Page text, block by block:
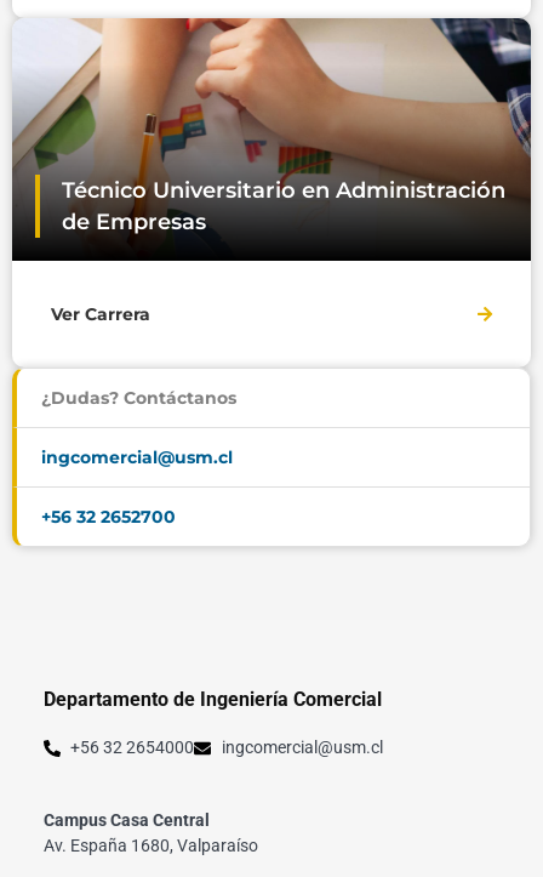
Técnico Universitario en Administración
de Empresas
Ver Carrera
¿Dudas? Contáctanos
ingcomercial@usm.cl
+56 32 2652700
Departamento de Ingeniería Comercial
+56 32 2654000 ingcomercial@usm.cl
Campus Casa Central
Av. España 1680, Valparaíso